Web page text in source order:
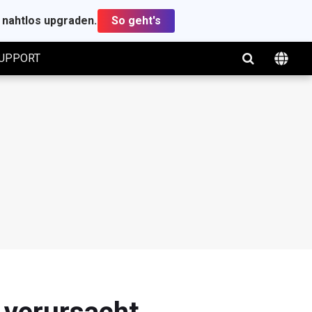
upgraden. So geht's